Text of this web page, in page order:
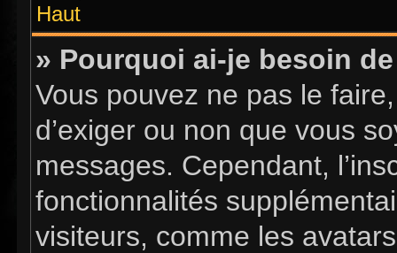
Haut
» Pourquoi ai-je besoin
Vous pouvez ne pas le
d’exiger ou non que vous
messages. Cependant,
fonctionnalités
visiteurs, comme les